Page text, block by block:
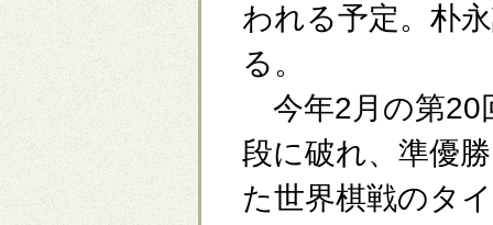
われる予定。朴
る。
今年2月の第20
段に破れ、準優
た世界棋戦のタ